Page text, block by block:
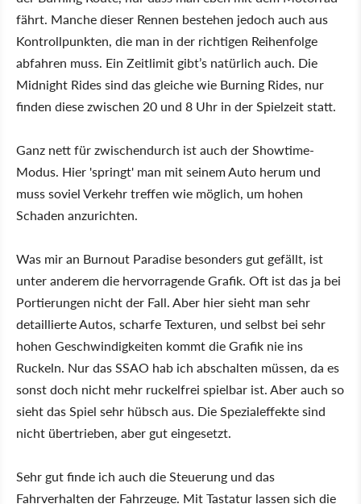
fährt. Manche dieser Rennen bestehen jedoch auch aus
Kontrollpunkten, die man in der richtigen Reihenfolge
abfahren muss. Ein Zeitlimit gibt’s natürlich auch. Die
Midnight Rides sind das gleiche wie Burning Rides, nur
finden diese zwischen 20 und 8 Uhr in der Spielzeit statt.
Ganz nett für zwischendurch ist auch der Showtime-
Modus. Hier 'springt' man mit seinem Auto herum und
muss soviel Verkehr treffen wie möglich, um hohen
Schaden anzurichten.
Was mir an Burnout Paradise besonders gut gefällt, ist
unter anderem die hervorragende Grafik. Oft ist das ja bei
Portierungen nicht der Fall. Aber hier sieht man sehr
detaillierte Autos, scharfe Texturen, und selbst bei sehr
hohen Geschwindigkeiten kommt die Grafik nie ins
Ruckeln. Nur das SSAO hab ich abschalten müssen, da es
sonst doch nicht mehr ruckelfrei spielbar ist. Aber auch so
sieht das Spiel sehr hübsch aus. Die Spezialeffekte sind
nicht übertrieben, aber gut eingesetzt.
Sehr gut finde ich auch die Steuerung und das
Fahrverhalten der Fahrzeuge. Mit Tastatur lassen sich die